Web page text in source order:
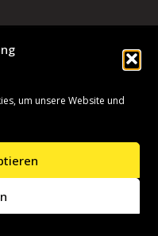
um unsere Website und